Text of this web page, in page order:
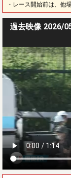
・レース開始前は、他
過去映像 2026/